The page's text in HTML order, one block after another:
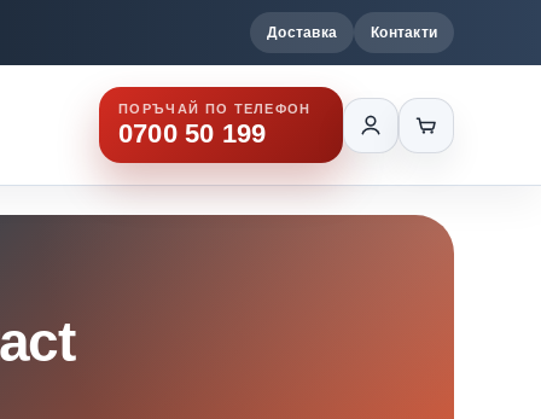
Доставка Контакти
ПОРЪЧАЙ ПО ТЕЛЕФОН
0700 50 199